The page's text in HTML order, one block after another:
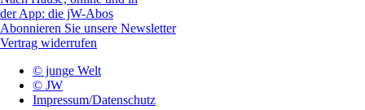
der App: die jW-Abos
Abonnieren Sie unsere Newsletter
Vertrag widerrufen
© junge Welt
© JW
Impressum/Datenschutz